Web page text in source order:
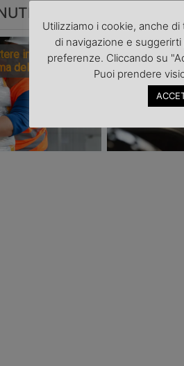
SPONSORIZZATI
in sicurezza i
della spedizione
Transpotec
Fiera Milano
trasporto e
sistema
Utilizziamo i cookie, anche
di navigazione e
preferenze. Cliccando su
Puoi prendere